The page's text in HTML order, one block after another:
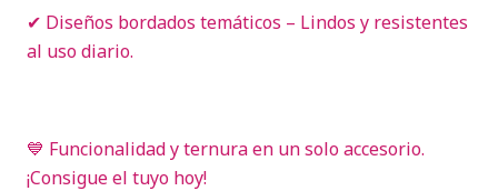
✔ Diseños bordados temáticos – Lindos y resistentes
al uso diario.
💙 Funcionalidad y ternura en un solo accesorio.
¡Consigue el tuyo hoy!